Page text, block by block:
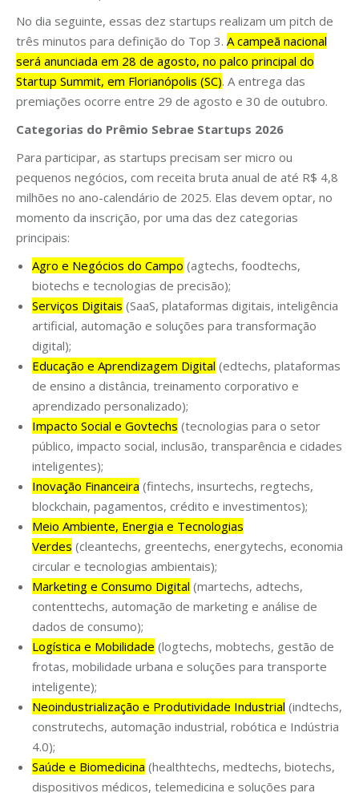
No dia seguinte, essas dez startups realizam um pitch de
três minutos para definição do Top 3. A campeã nacional
será anunciada em 28 de agosto, no palco principal do
Startup Summit, em Florianópolis (SC). A entrega das
premiações ocorre entre 29 de agosto e 30 de outubro.
Categorias do Prêmio Sebrae Startups 2026
Para participar, as startups precisam ser micro ou
pequenos negócios, com receita bruta anual de até R$ 4,8
milhões no ano-calendário de 2025. Elas devem optar, no
momento da inscrição, por uma das dez categorias
principais:
Agro e Negócios do Campo (agtechs, foodtechs,
biotechs e tecnologias de precisão);
Serviços Digitais (SaaS, plataformas digitais, inteligência
artificial, automação e soluções para transformação
digital);
Educação e Aprendizagem Digital (edtechs, plataformas
de ensino a distância, treinamento corporativo e
aprendizado personalizado);
Impacto Social e Govtechs (tecnologias para o setor
público, impacto social, inclusão, transparência e cidades
inteligentes);
Inovação Financeira (fintechs, insurtechs, regtechs,
blockchain, pagamentos, crédito e investimentos);
Meio Ambiente, Energia e Tecnologias
Verdes (cleantechs, greentechs, energytechs, economia
circular e tecnologias ambientais);
Marketing e Consumo Digital (martechs, adtechs,
contenttechs, automação de marketing e análise de
dados de consumo);
Logística e Mobilidade (logtechs, mobtechs, gestão de
frotas, mobilidade urbana e soluções para transporte
inteligente);
Neoindustrialização e Produtividade Industrial (indtechs,
construtechs, automação industrial, robótica e Indústria
4.0);
Saúde e Biomedicina (healthtechs, medtechs, biotechs,
dispositivos médicos, telemedicina e soluções para